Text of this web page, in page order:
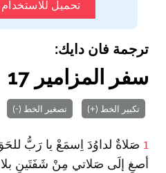
تحميل
ترجمة فان دايك:
سفر المزامير 17
تكبير الخط (+) تصغير الخط (-)
1 صَلاةٌ لداوُدَ اِسمَعْ يا رَبُّ
أصغِ إلَى صَلاتي مِنْ شَفَتَينِ